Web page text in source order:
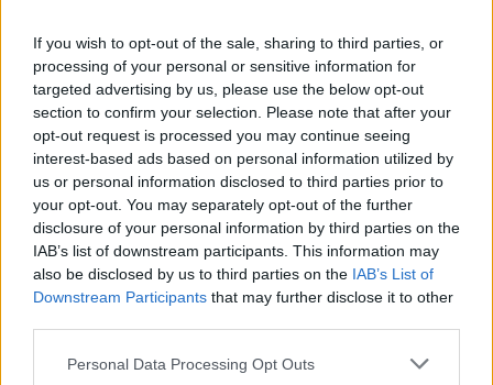
If you wish to opt-out of the sale, sharing to third parties, or
processing of your personal or sensitive information for
targeted advertising by us, please use the below opt-out
section to confirm your selection. Please note that after your
opt-out request is processed you may continue seeing
interest-based ads based on personal information utilized by
us or personal information disclosed to third parties prior to
your opt-out. You may separately opt-out of the further
disclosure of your personal information by third parties on the
IAB’s list of downstream participants. This information may
also be disclosed by us to third parties on the IAB’s List of
Downstream Participants that may further disclose it to other
Please note that this website/app uses one or more Google
Personal Data Processing Opt Outs
Na stronie PodkarpacieLive.pl znajdziesz
wynik meczu, strzelców
bramek, kartki, składy, statystyki i informacje o przebiegu
spotkania. To kompletne źródło danych dla kibiców i pasjonatów
lokalnej piłki nożnej. Jeżeli aktualnie nie widzisz tutaj danych z pewnością
pracujemy nad tym żeby je uzupełnić.
Wynik meczu KS Wiązownica vs Czarni Jasło
Po zakończeniu spotkania automatycznie publikujemyoficjalny wynik
spotkania, a także dane meczowe, jeśli są dostępne.
Pełny harmonogram rozgrywek dostępny jest tutaj:IV liga
podkarpacka - terminarz.
Informacje o składach i strzelcach
rezerwowych, zmiany oraz listę strzelców bramek. Informacje te